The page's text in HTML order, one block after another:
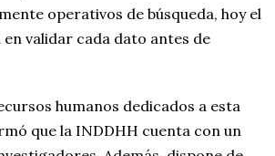
operativos de búsqueda, hoy el
validar cada dato antes de
humanos dedicados a esta
que la INDDHH cuenta con un